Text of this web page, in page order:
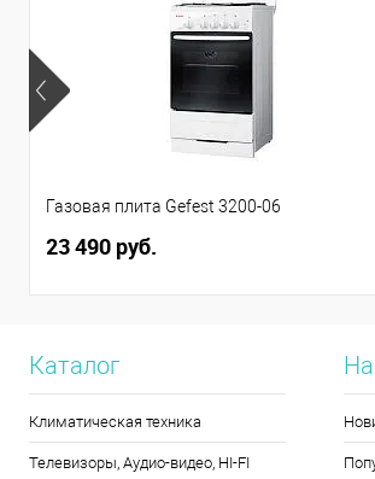
Газовая плита Gefest 3200-06
23 490 руб.
Каталог
Климатическая техника
Телевизоры, Аудио-видео, HI-FI